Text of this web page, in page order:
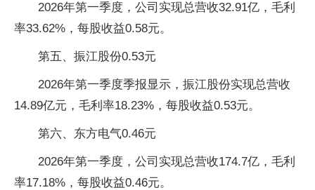
2026年第一季度，公司实现总营收32.91亿，毛利
率33.62%，每股收益0.58元。
第五、振江股份0.53元
2026年第一季度季报显示，振江股份实现总营收
14.89亿元，毛利率18.23%，每股收益0.53元。
第六、东方电气0.46元
2026年第一季度，公司实现总营收174.7亿，毛利
率17.18%，每股收益0.46元。